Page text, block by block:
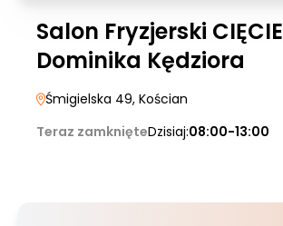
Salon Fryzjerski CIĘCIE
Dominika Kędziora
Śmigielska 49, Kościan
Teraz zamknięteDzisiaj:08:00-13:00